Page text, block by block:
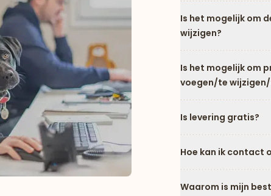
Is het mogelijk om
wijzigen?
Is het mogelijk om
voegen/te
Is levering gratis?
Hoe kan ik contact
Waarom is mijn